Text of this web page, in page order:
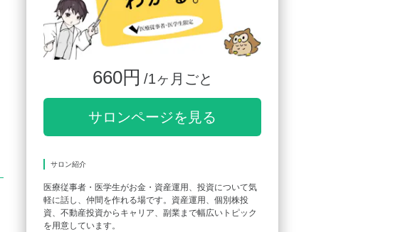
660円 /1ヶ月ごと
サロンページを見る
サロン紹介
医療従事者・医学生がお金・資産運用、投資について気
軽に話し、仲間を作れる場です。資産運用、個別株投
資、不動産投資からキャリア、副業まで幅広いトピック
を用意しています。